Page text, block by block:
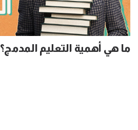
ما هي أهمية التعليم المدمج؟